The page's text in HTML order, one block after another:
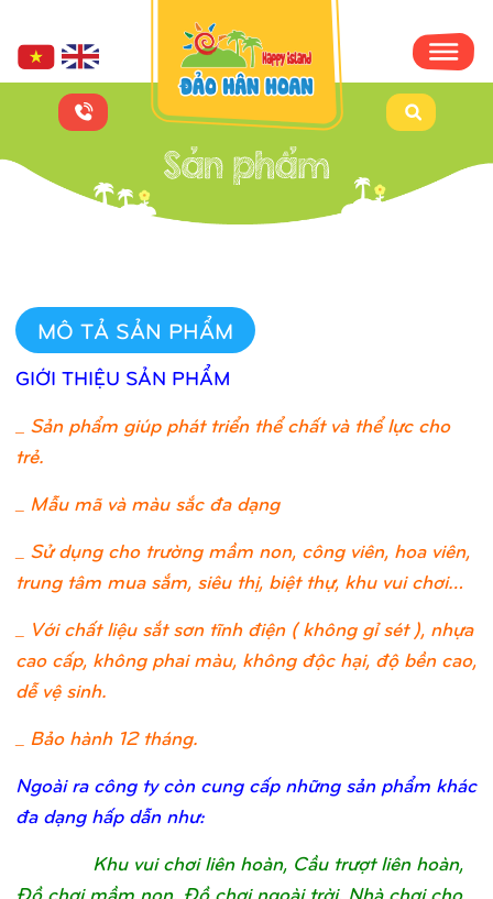
MÔ TẢ SẢN PHẨM
GIỚI THIỆU SẢN PHẨM
Sản phẩm giúp phát triển thể chất và thể lực cho
trẻ.
_ Mẫu mã và màu sắc đa dạng
_ Sử dụng cho trường mầm non, công viên, hoa viên,
trung tâm mua sắm, siêu thị, biệt thự, khu vui chơi…
_ Với chất liệu sắt sơn tĩnh điện ( không gỉ sét ), nhựa
cao cấp, không phai màu, không độc hại, độ bền cao,
dễ vệ sinh.
_ Bảo hành 12 tháng.
Ngoài ra công ty còn cung cấp những sản phẩm khác
đa dạng hấp dẫn như:
Khu vui chơi liên hoàn, Cầu trượt liên hoàn,
Đồ chơi mầm non, Đồ chơi ngoài trời, Nhà chơi cho